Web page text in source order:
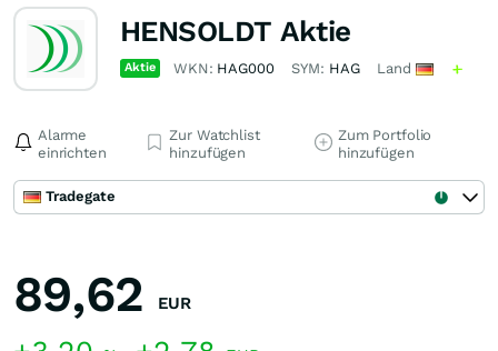
HENSOLDT Aktie
Aktie WKN: HAG000 SYM: HAG Land
Alarme
einrichten
Zur Watchlist
hinzufügen
Zum Portfolio
hinzufügen
Tradegate
89,62 EUR